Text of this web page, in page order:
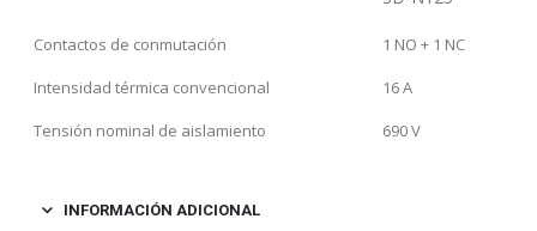
Contactos de conmutación
1 NO + 1 NC
Intensidad térmica convencional
16 A
Tensión nominal de aislamiento
690 V
INFORMACIÓN ADICIONAL